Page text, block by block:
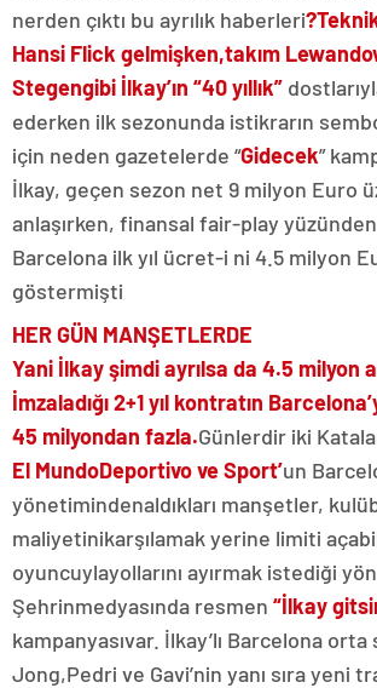
nerden çıktı bu ayrılık haberleri?
Hansi Flick gelmişken,takım
Stegengibi İlkay’ın “40 yıllık”
ederken ilk sezonunda istikrarın
için neden gazetelerde “Gidecek”
İlkay, geçen sezon net 9 milyon Euro
anlaşırken, finansal fair-play
Barcelona ilk yıl ücret-i ni 4.5 milyon
göstermişti
HER GÜN MANŞETLERDE
Yani İlkay şimdi ayrılsa da 4.5 milyon
İmzaladığı 2+1 yıl kontratın
45 milyondan fazla.Günlerdir iki
El MundoDeportivo ve Sport’un
yönetimindenaldıkları manşetler,
maliyetinikarşılamak yerine limiti
oyuncuylayollarını ayırmak istediği
Şehrinmedyasında resmen “İlkay
kampanyasıvar. İlkay’lı Barcelona orta
Jong,Pedri ve Gavi’nin yanı sıra yeni